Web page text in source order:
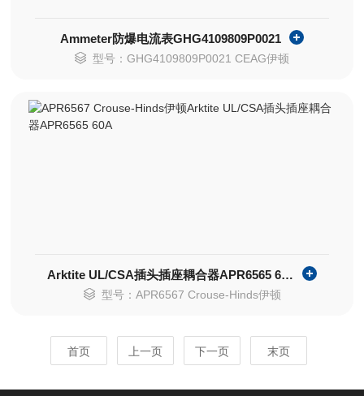
Ammeter防爆电流表GHG4109809P0021
型号：GHG4109809P0021 CEAG伊顿
Arktite UL/CSA插头插座耦合器APR6565 60A
型号：APR6567 Crouse-Hinds伊顿
首页 上一页 下一页 末页